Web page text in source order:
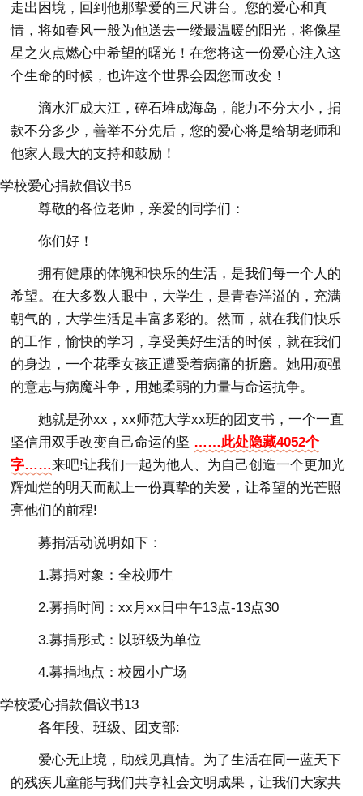
走出困境，回到他那挚爱的三尺讲台。您的爱心和真
情，将如春风一般为他送去一缕最温暖的阳光，将像星
星之火点燃心中希望的曙光！在您将这一份爱心注入这
个生命的时候，也许这个世界会因您而改变！
滴水汇成大江，碎石堆成海岛，能力不分大小，捐
款不分多少，善举不分先后，您的爱心将是给胡老师和
他家人最大的支持和鼓励！
学校爱心捐款倡议书5
尊敬的各位老师，亲爱的同学们：
你们好！
拥有健康的体魄和快乐的生活，是我们每一个人的
希望。在大多数人眼中，大学生，是青春洋溢的，充满
朝气的，大学生活是丰富多彩的。然而，就在我们快乐
的工作，愉快的学习，享受美好生活的时候，就在我们
的身边，一个花季女孩正遭受着病痛的折磨。她用顽强
的意志与病魔斗争，用她柔弱的力量与命运抗争。
她就是孙xx，xx师范大学xx班的团支书，一个一直
坚信用双手改变自己命运的坚 ……此处隐藏4052个
字……来吧!让我们一起为他人、为自己创造一个更加光
辉灿烂的明天而献上一份真挚的关爱，让希望的光芒照
亮他们的前程!
募捐活动说明如下：
1.募捐对象：全校师生
2.募捐时间：xx月xx日中午13点-13点30
3.募捐形式：以班级为单位
4.募捐地点：校园小广场
学校爱心捐款倡议书13
各年段、班级、团支部:
爱心无止境，助残见真情。为了生活在同一蓝天下
的残疾儿童能与我们共享社会文明成果，让我们大家共